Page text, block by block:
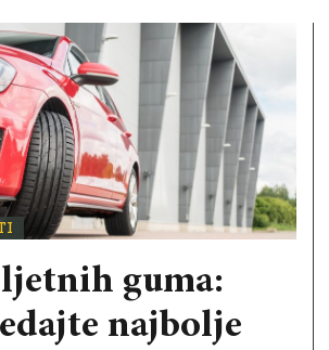
ljetnih guma:
najbolje